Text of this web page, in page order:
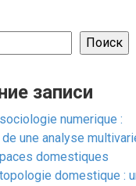
Поиск
записи
numerique :
une analyse
domestiques
domestique :